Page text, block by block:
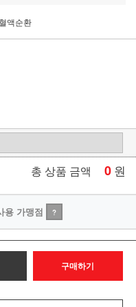
액순환
총 상품 금액 0 원
용 가맹점 ?
구매하기